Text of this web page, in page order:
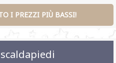
I PREZZI PIÙ BASSI!